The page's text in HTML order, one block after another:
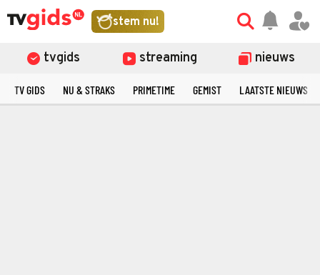
stem nu!
tvgids streaming nieuws
TV GIDS NU & STRAKS PRIMETIME GEMIST LAATSTE NIEUWS